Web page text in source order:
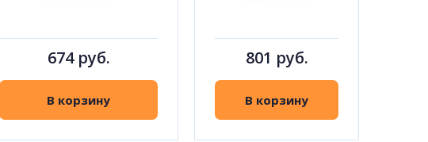
674 руб.
В корзину
801 руб.
В корзину